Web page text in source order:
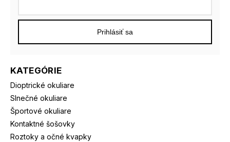
KATEGÓRIE
Dioptrické okuliare
Slnečné okuliare
Športové okuliare
Kontaktné šošovky
Roztoky a očné kvapky
Prihlásiť sa